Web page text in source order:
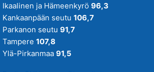
Ikaalinen ja Hämeenkyrö 96,3
Kankaanpään seutu 106,7
Parkanon seutu 91,7
Tampere 107,8
Ylä-Pirkanmaa 91,5